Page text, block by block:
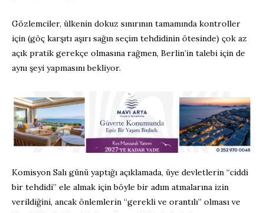
Gözlemciler, ülkenin dokuz sınırının tamamında kontroller
için (göç karşıtı aşırı sağın seçim tehdidinin ötesinde) çok az
açık pratik gerekçe olmasına rağmen, Berlin’in talebi için de
aynı şeyi yapmasını bekliyor.
Komisyon Salı günü yaptığı açıklamada, üye devletlerin “ciddi
bir tehdidi” ele almak için böyle bir adım atmalarına izin
verildiğini, ancak önlemlerin “gerekli ve orantılı” olması ve